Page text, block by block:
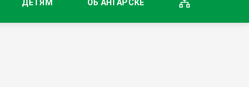
ДЕТЯМ ОБ АНГАРСКЕ